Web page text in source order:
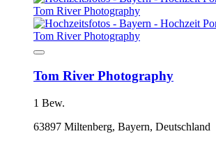
Tom River Photography
1 Bew.
63897 Miltenberg, Bayern, Deutschland